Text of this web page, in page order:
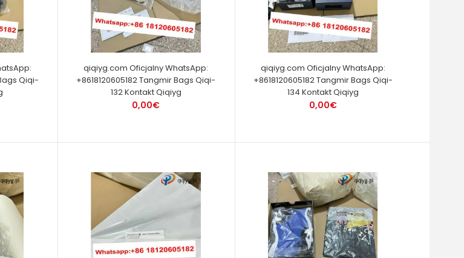
Qiqi-
qiqiyg.com Oficjalny WhatsApp:
+8618120605182 Tangmir Bags Qiqi-
132 Kontakt Qiqiyg
0,00€
qiqiyg.com Oficjalny WhatsApp:
+8618120605182 Tangmir Bags Qiqi-
134 Kontakt Qiqiyg
0,00€